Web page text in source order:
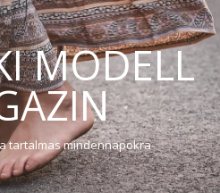
MODELL
tartalmas mindennapokra